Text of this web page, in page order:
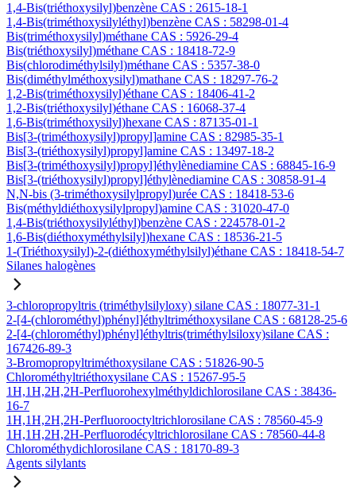
1,4-Bis(triéthoxysilyl)benzène CAS : 2615-18-1
1,4-Bis(triméthoxysilyléthyl)benzène CAS : 58298-01-4
Bis(triméthoxysilyl)méthane CAS : 5926-29-4
Bis(triéthoxysilyl)méthane CAS : 18418-72-9
Bis(chlorodiméthylsilyl)méthane CAS : 5357-38-0
Bis(diméthylméthoxysilyl)mathane CAS : 18297-76-2
1,2-Bis(triméthoxysilyl)éthane CAS : 18406-41-2
1,2-Bis(triéthoxysilyl)éthane CAS : 16068-37-4
1,6-Bis(triméthoxysilyl)hexane CAS : 87135-01-1
Bis[3-(triméthoxysilyl)propyl]amine CAS : 82985-35-1
Bis[3-(triéthoxysilyl)propyl]amine CAS : 13497-18-2
Bis[3-(triméthoxysilyl)propyl]éthylènediamine CAS : 68845-16-9
Bis[3-(triéthoxysilyl)propyl]éthylènediamine CAS : 30858-91-4
N,N-bis (3-triméthoxysilylpropyl)urée CAS : 18418-53-6
Bis(méthyldiéthoxysilylpropyl)amine CAS : 31020-47-0
1,4-Bis(triéthoxysilyléthyl)benzène CAS : 224578-01-2
1,6-Bis(diéthoxyméthylsilyl)hexane CAS : 18536-21-5
1-(Triéthoxysilyl)-2-(diéthoxyméthylsilyl)éthane CAS : 18418-54-7
Silanes halogènes
3-chloropropyltris (triméthylsilyloxy) silane CAS : 18077-31-1
2-[4-(chlorométhyl)phényl]éthyltriméthoxysilane CAS : 68128-25-6
2-[4-(chlorométhyl)phényl]éthyltris(triméthylsiloxy)silane CAS :
167426-89-3
3-Bromopropyltriméthoxysilane CAS : 51826-90-5
Chlorométhyltriéthoxysilane CAS : 15267-95-5
1H,1H,2H,2H-Perfluorohexylméthyldichlorosilane CAS : 38436-
16-7
1H,1H,2H,2H-Perfluorooctyltrichlorosilane CAS : 78560-45-9
1H,1H,2H,2H-Perfluorodécyltrichlorosilane CAS : 78560-44-8
Chlorométhydichlorosilane CAS : 18170-89-3
Agents silylants